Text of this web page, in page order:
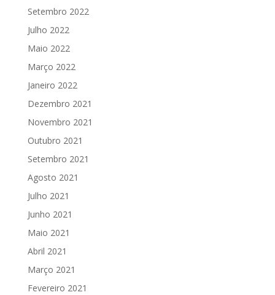
Setembro 2022
Julho 2022
Maio 2022
Março 2022
Janeiro 2022
Dezembro 2021
Novembro 2021
Outubro 2021
Setembro 2021
Agosto 2021
Julho 2021
Junho 2021
Maio 2021
Abril 2021
Março 2021
Fevereiro 2021